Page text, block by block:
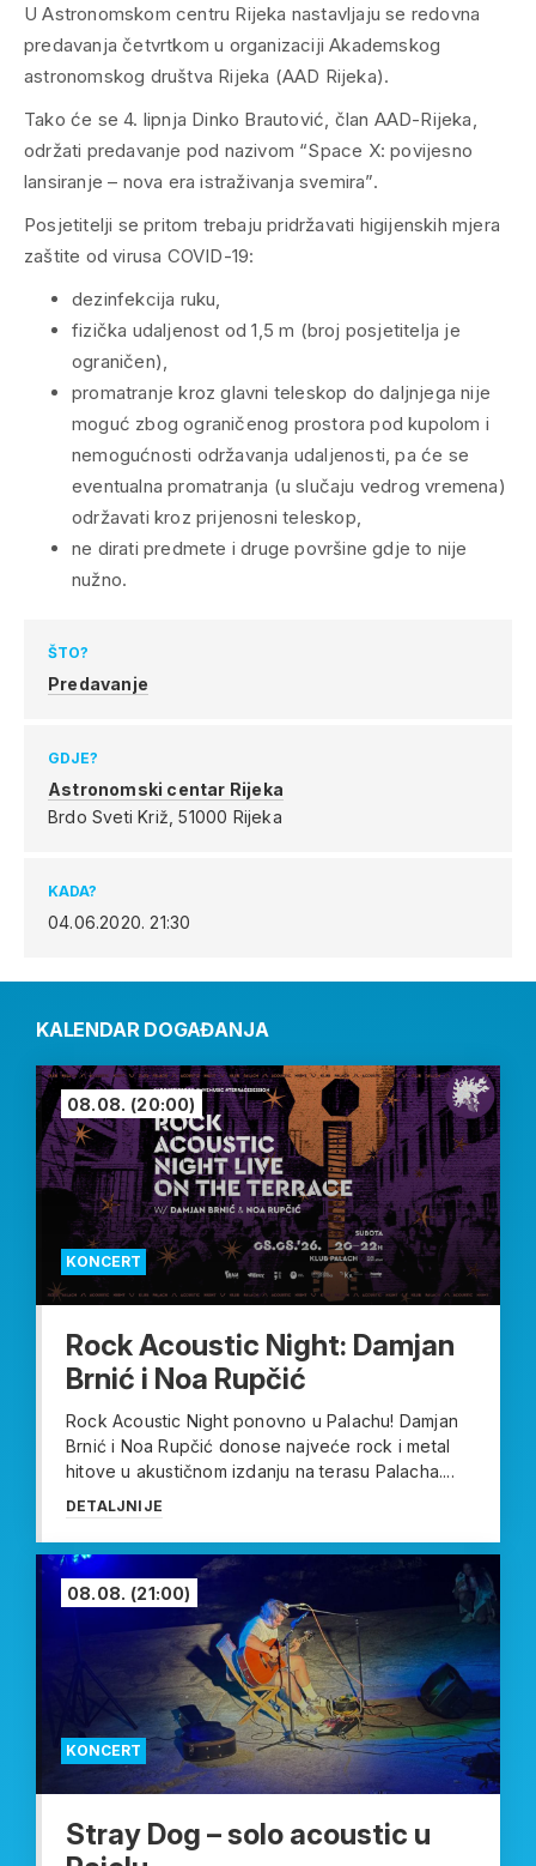
U Astronomskom centru Rijeka nastavljaju se redovna
predavanja četvrtkom u organizaciji Akademskog
astronomskog društva Rijeka (AAD Rijeka).
Tako će se 4. lipnja Dinko Brautović, član AAD-Rijeka,
održati predavanje pod nazivom “Space X: povijesno
lansiranje – nova era istraživanja svemira”.
Posjetitelji se pritom trebaju pridržavati higijenskih mjera
zaštite od virusa COVID-19:
dezinfekcija ruku,
fizička udaljenost od 1,5 m (broj posjetitelja je
ograničen),
promatranje kroz glavni teleskop do daljnjega nije
moguć zbog ograničenog prostora pod kupolom i
nemogućnosti održavanja udaljenosti, pa će se
eventualna promatranja (u slučaju vedrog vremena)
održavati kroz prijenosni teleskop,
ne dirati predmete i druge površine gdje to nije
nužno.
ŠTO?
Predavanje
GDJE?
Astronomski centar Rijeka
Brdo Sveti Križ,51000 Rijeka
KADA?
04.06.2020.21:30
KALENDAR DOGAĐANJA
KONCERT
08.08. (20:00)
Rock Acoustic Night: Damjan
Brnić i Noa Rupčić
Rock Acoustic Night ponovno u Palachu! Damjan
Brnić i Noa Rupčić donose najveće rock i metal
hitove u akustičnom izdanju na terasu Palacha....
DETALJNIJE
KONCERT
08.08. (21:00)
Stray Dog – solo acoustic u